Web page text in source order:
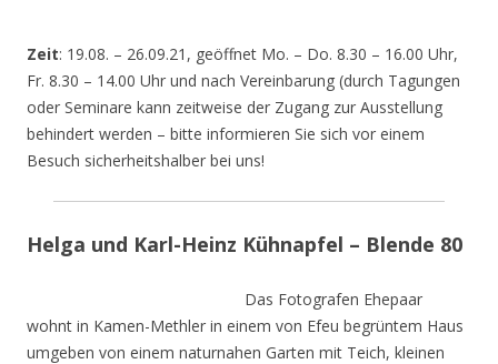
Zeit: 19.08. – 26.09.21, geöffnet Mo. – Do. 8.30 – 16.00 Uhr,
Fr. 8.30 – 14.00 Uhr und nach Vereinbarung (durch Tagungen
oder Seminare kann zeitweise der Zugang zur Ausstellung
behindert werden – bitte informieren Sie sich vor einem
Besuch sicherheitshalber bei uns!
Helga und Karl-Heinz Kühnapfel – Blende 80
Das Fotografen Ehepaar
wohnt in Kamen-Methler in einem von Efeu begrüntem Haus
umgeben von einem naturnahen Garten mit Teich, kleinen